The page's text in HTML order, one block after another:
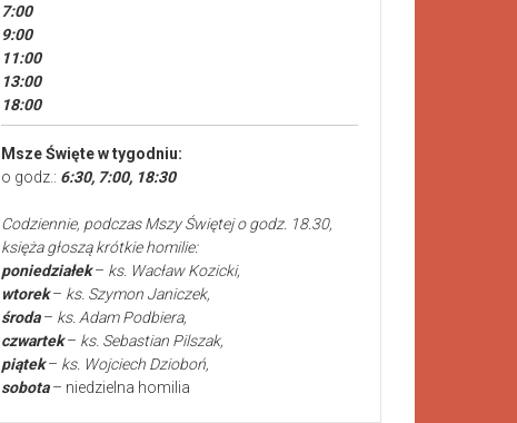
7:00
9:00
11:00
13:00
18:00
Msze Święte w tygodniu:
o godz.: 6:30, 7:00, 18:30
Codziennie, podczas Mszy Świętej o godz. 18.30,
księża głoszą krótkie homilie:
poniedziałek– ks. Wacław Kozicki,
wtorek– ks. Szymon Janiczek,
środa– ks. Adam Podbiera,
czwartek– ks. Sebastian Pilszak,
piątek– ks. Wojciech Dzioboń,
sobota– niedzielna homilia